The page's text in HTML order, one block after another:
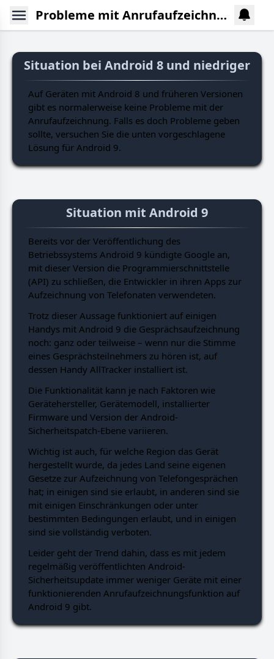
Probleme mit Anrufaufzeichnung
Situation bei Android 8 und niedriger
Auf Geräten mit Android 8 und früheren Versionen
gibt es normalerweise keine Probleme mit der
Anrufaufzeichnung. Falls es doch Probleme geben
sollte, versuchen Sie die unten vorgeschlagene
Lösung für Android 9.
Situation mit Android 9
Bereits vor der Veröffentlichung des
Betriebssystems Android 9 kündigte Google an,
mit dieser Version die Programmierschnittstelle
(API) zu schließen, die Entwickler in ihren Apps zur
Aufzeichnung von Telefonaten verwendeten.
Trotz dieser Aussage funktioniert auf einigen
Handys mit Android 9 die Gesprächsaufzeichnung
noch: ganz oder teilweise – wenn nur die Stimme
eines Gesprächsteilnehmers zu hören ist, auf
dessen Handy AllTracker installiert ist.
Die Funktionalität kann je nach Faktoren wie
Gerätehersteller, Gerätemodell, installierter
Firmware und Version der Android-
Sicherheitspatch-Ebene variieren.
Wichtig ist auch, für welche Region das Gerät
hergestellt wurde, da jedes Land seine eigenen
Gesetze zur Aufzeichnung von Telefongesprächen
hat; in einigen sind sie erlaubt, in anderen sind sie
mit einigen Einschränkungen oder unter
bestimmten Bedingungen erlaubt, und in einigen
sind sie vollständig verboten.
Leider geht der Trend dahin, dass es mit jedem
regelmäßig veröffentlichten Android-
Sicherheitsupdate immer weniger Geräte mit einer
funktionierenden Anrufaufzeichnungsfunktion auf
Android 9 gibt.